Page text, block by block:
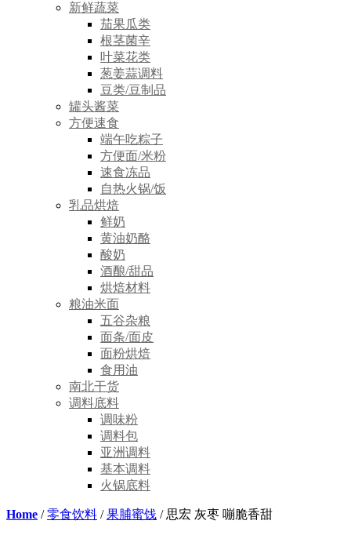
新鲜蔬菜
茄果瓜类
根茎菌辛
叶菜花类
葱姜蒜调料
豆类/豆制品
罐头酱菜
方便速食
端午吃粽子
方便面/米粉
速食冻品
自热火锅/饭
乳品烘焙
鲜奶
黄油奶酪
酸奶
酒酿/甜品
烘焙材料
粮油米面
五谷杂粮
面条/面皮
面粉烘焙
食用油
南北干货
调料底料
调味粉
调料包
亚洲调料
基本调料
火锅底料
Home /零食饮料 /果脯蜜饯 / 思宏 灰枣 嘣脆香甜